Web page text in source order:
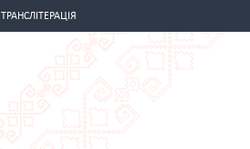
ТРАНСЛІТЕРАЦІЯ